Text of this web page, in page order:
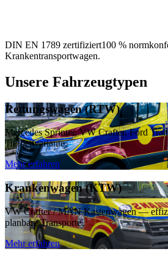
DIN EN 1789 zertifiziert100 %
Krankentransportwagen.
Unsere Fahrzeugtypen
Rettungswagen (RTW)
Mercedes Sprinter, VW Crafter, Ford
Tiefbettvariante.
Mehr erfahren
Krankenwagen (KTW)
VW Crafter / MAN Kastenwagen —
planbare Transporte.
Mehr erfahren